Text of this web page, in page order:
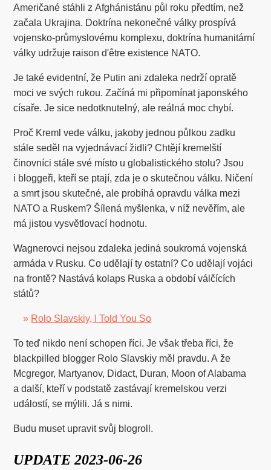
Američané stáhli z Afghánistánu půl roku předtím, než
začala Ukrajina. Doktrína nekonečné války prospívá
vojensko-průmyslovému komplexu, doktrína humanitární
války udržuje raison d'être existence NATO.
Je také evidentní, že Putin ani zdaleka nedrží opratě
moci ve svých rukou. Začíná mi připomínat japonského
císaře. Je sice nedotknutelný, ale reálná moc chybí.
Proč Kreml vede válku, jakoby jednou půlkou zadku
stále seděl na vyjednávací židli? Chtějí kremelští
činovníci stále své místo u globalistického stolu? Jsou
i bloggeři, kteří se ptají, zda je o skutečnou válku. Ničení
a smrt jsou skutečné, ale probíhá opravdu válka mezi
NATO a Ruskem? Šílená myšlenka, v níž nevěřím, ale
má jistou vysvětlovací hodnotu.
Wagnerovci nejsou zdaleka jediná soukromá vojenská
armáda v Rusku. Co udělají ty ostatní? Co udělají vojáci
na frontě? Nastává kolaps Ruska a období válčících
států?
» Rolo Slavskiy, I Told You So
To teď nikdo není schopen říci. Je však třeba říci, že
blackpilled blogger Rolo Slavskiy měl pravdu. A že
Mcgregor, Martyanov, Didact, Duran, Moon of Alabama
a další, kteří v podstatě zastávají kremelskou verzi
událostí, se mýlili. Já s nimi.
Budu muset upravit svůj blogroll.
UPDATE 2023-06-26